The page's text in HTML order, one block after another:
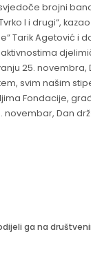
brojni
I i drugi“,
Tarik Agetović i
25. novembra,
svim našim
Fondacije,
novembar, Dan
ga na